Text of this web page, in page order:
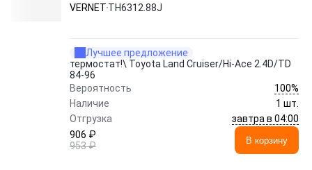
VERNET TH6312.88J
Лучшее предложение
термостат!\ Toyota Land Cruiser/Hi-Ace 2.4D/TD
84-96
Вероятность
100%
Наличие
1 шт.
Отгрузка
завтра в 04:00
906 ₽
953 ₽
В корзину